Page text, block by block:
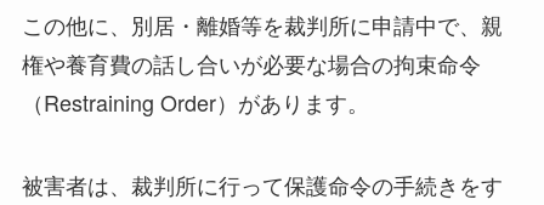
この他に、別居・離婚等を裁判所に申請中で、親
権や養育費の話し合いが必要な場合の拘束命令
（Restraining Order）があります。
被害者は、裁判所に行って保護命令の手続きをす